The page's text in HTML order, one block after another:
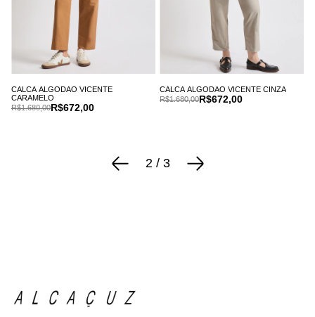
CALCA ALGODAO VICENTE
CARAMELO
R$672,00
R$1.680,00
CALCA ALGODAO VICENTE CINZA
R$672,00
R$1.680,00
2 / 3